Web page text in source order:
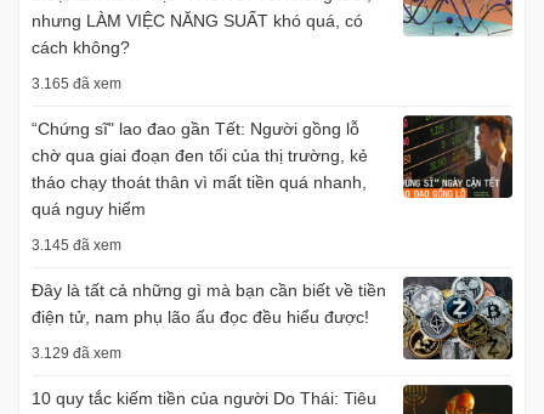
nhưng LÀM VIỆC NĂNG SUẤT khó quá, có
cách không?
3.165 đã xem
“Chứng sĩ" lao đao gần Tết: Người gồng lỗ
chờ qua giai đoạn đen tối của thị trường, kẻ
tháo chạy thoát thân vì mất tiền quá nhanh,
quá nguy hiểm
3.145 đã xem
Đây là tất cả những gì mà bạn cần biết về tiền
điện tử, nam phụ lão ấu đọc đều hiểu được!
3.129 đã xem
10 quy tắc kiếm tiền của người Do Thái: Tiêu